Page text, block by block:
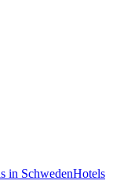
in SchwedenHotels